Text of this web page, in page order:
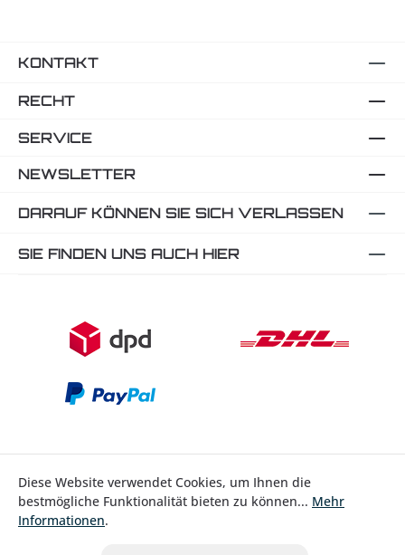
KONTAKT
RECHT
SERVICE
NEWSLETTER
DARAUF KÖNNEN SIE SICH VERLASSEN
SIE FINDEN UNS AUCH HIER
Bestellung widerrufen
Diese Website verwendet Cookies, um Ihnen die
bestmögliche Funktionalität bieten zu können... Mehr
Informationen.